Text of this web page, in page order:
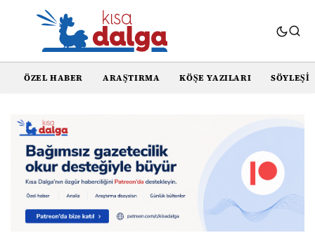
ÖZEL HABER ARAŞTIRMA KÖŞE YAZILARI SÖYLEŞI